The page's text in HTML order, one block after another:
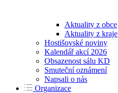
Aktuality z obce
Aktuality z kraje
Hostišovské noviny
Kalendář akcí 2026
Obsazenost sálu KD
Smuteční oznámení
Napsali o nás
Organizace